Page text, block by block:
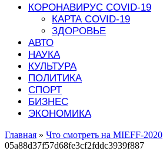
КОРОНАВИРУС COVID-19
КАРТА COVID-19
ЗДОРОВЬЕ
АВТО
НАУКА
КУЛЬТУРА
ПОЛИТИКА
СПОРТ
БИЗНЕС
ЭКОНОМИКА
Главная » Что смотреть на MIEFF-2020
05a88d37f57d68fe3cf2fddc3939f887